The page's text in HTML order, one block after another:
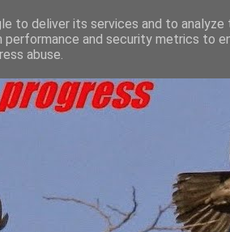
to deliver its services and to analyze
performance and security metrics to
abuse.